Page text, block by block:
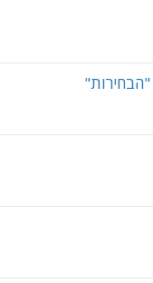
"הבחירות"